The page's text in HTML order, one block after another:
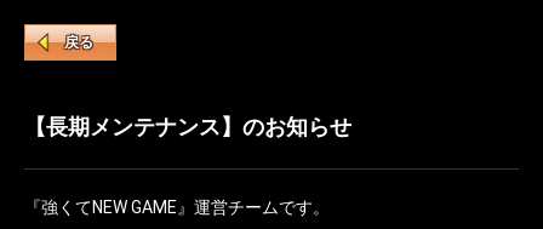
戻る
【長期メンテナンス】のお知らせ
『強くてNEW GAME』運営チームです。